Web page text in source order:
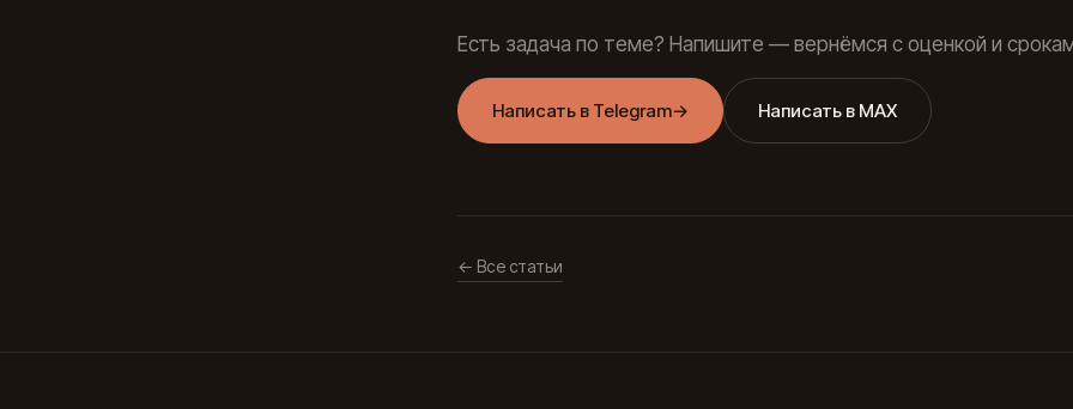
Есть задача по теме? Напишите — вернёмся с оценкой и
Написать в Telegram→ Написать в MAX
← Все статьи